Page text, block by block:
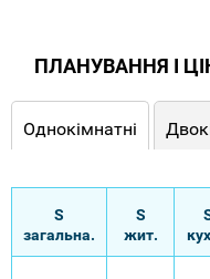
ПЛАНУВАННЯ І
Однокімнатні
S
загальна.
S
жит.